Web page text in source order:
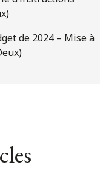
de 2024 – Mise à